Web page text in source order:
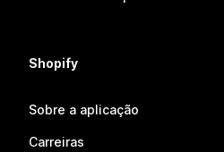
Shopify
Sobre a aplicação
Carreiras